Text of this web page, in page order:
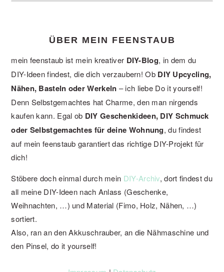
ÜBER MEIN FEENSTAUB
mein feenstaub ist mein kreativer DIY-Blog, in dem du
DIY-Ideen findest, die dich verzaubern! Ob DIY Upcycling,
Nähen, Basteln oder Werkeln – ich liebe Do it yourself!
Denn Selbstgemachtes hat Charme, den man nirgends
kaufen kann. Egal ob DIY Geschenkideen, DIY Schmuck
oder Selbstgemachtes für deine Wohnung, du findest
auf mein feenstaub garantiert das richtige DIY-Projekt für
dich!
Stöbere doch einmal durch mein DIY-Archiv, dort findest du
all meine DIY-Ideen nach Anlass (Geschenke,
Weihnachten, …) und Material (Fimo, Holz, Nähen, …)
sortiert.
Also, ran an den Akkuschrauber, an die Nähmaschine und
den Pinsel, do it yourself!